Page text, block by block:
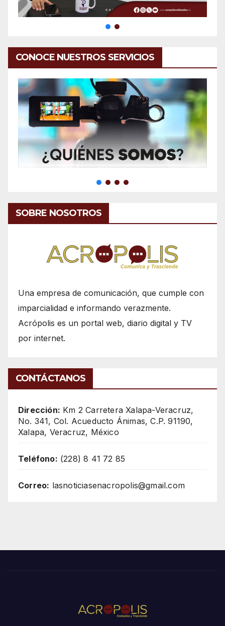
CONOCE NUESTROS SERVICIOS
SOBRE NOSOTROS
Una empresa de comunicación, que cumple con
imparcialidad e informando verazmente.
Acrópolis es un portal web, diario digital y TV
por internet.
CONTÁCTANOS
Dirección: Km 2 Carretera Xalapa-Veracruz,
No. 341, Col. Acueducto Ánimas, C.P. 91190,
Xalapa, Veracruz, México
Teléfono: (228) 8 41 72 85
Correo: lasnoticiasenacropolis@gmail.com